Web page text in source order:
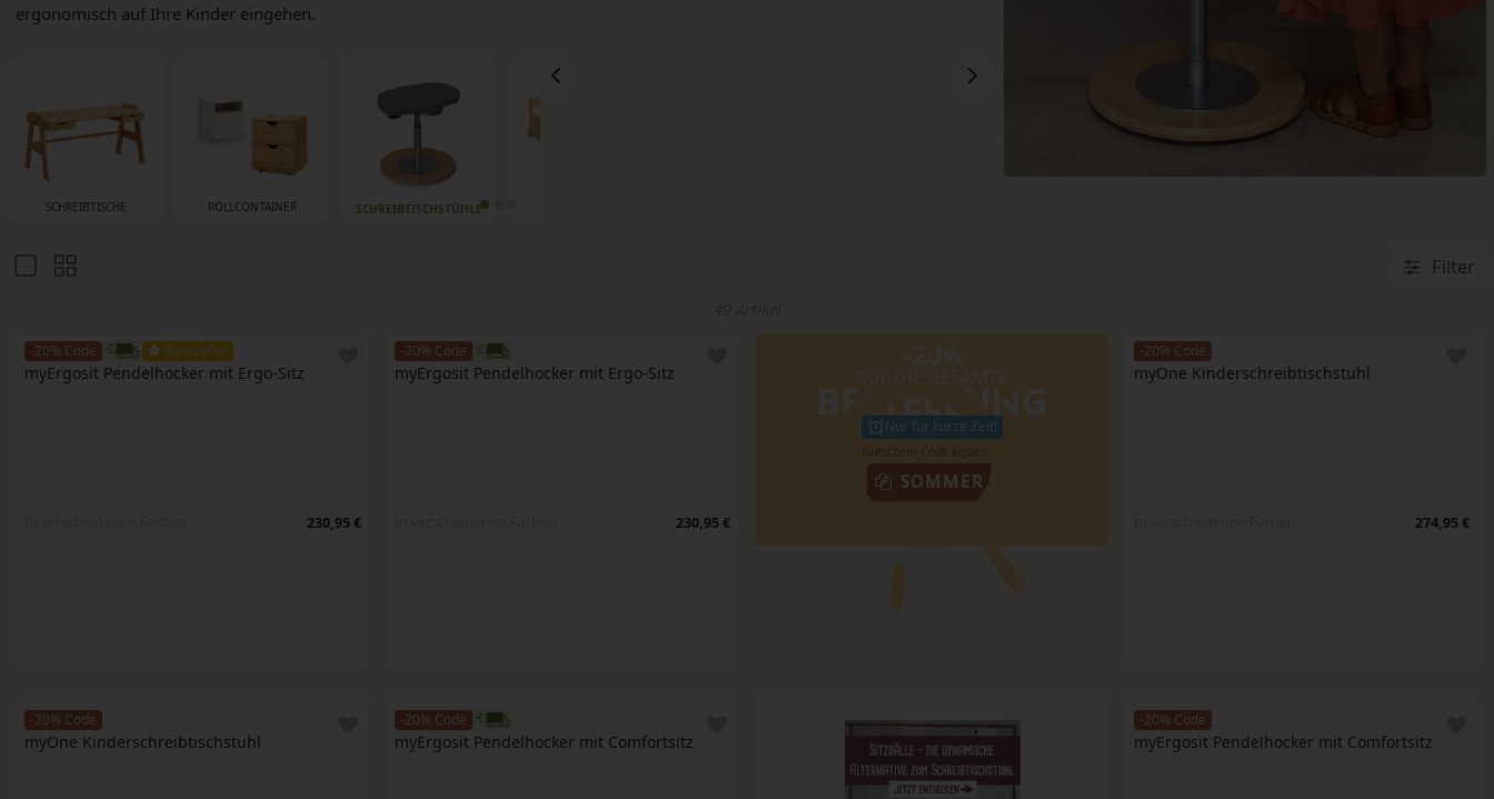
ergonomisch auf Ihre Kinder eingehen.
SCHREIBTISCHE ROLLCONTAINER SCHREIBTISCHSTÜHLE
Filter
-20% Code Bestseller
myErgosit Pendelhocker mit Ergo-Sitz
230,95 €
-20% Code
myErgosit Pendelhocker mit Ergo-Sitz
230,95 €
AUF DIE GESAMTE
BESTELLUNG
Nur für kurze Zeit!
SOMMER
-20% Code
myOne Kinderschreibtischstuhl
274,95 €
-20% Code
myOne Kinderschreibtischstuhl
-20% Code
myErgosit Pendelhocker mit Comfortsitz
-20% Code
myErgosit Pendelhocker mit Comfortsitz